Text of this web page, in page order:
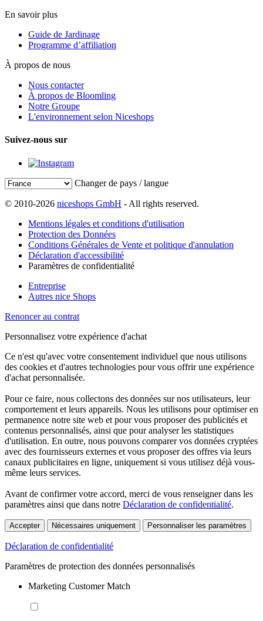
En savoir plus
Guide de Jardinage
Programme d’affiliation
À propos de nous
Nous contacter
À propos de Bloomling
Notre Groupe
L'environnement selon Niceshops
Suivez-nous sur
Changer de pays / langue
© 2010-2026 niceshops GmbH - All rights reserved.
Mentions légales et conditions d'utilisation
Protection des Données
Conditions Générales de Vente et politique d'annulation
Déclaration d'accessibilité
Paramètres de confidentialité
Entreprise
Autres nice Shops
Renoncer au contrat
Personnalisez votre expérience d'achat
Ce n'est qu'avec votre consentement individuel que nous utilisons
des cookies et d'autres technologies pour vous offrir une expérience
d'achat personnalisée.
Pour ce faire, nous collectons des données sur nos utilisateurs, leur
comportement et leurs appareils. Nous les utilisons pour optimiser en
permanence notre site web et pour vous proposer des publicités et
contenus personnalisés, ainsi que pour analyser les statistiques
d'utilisation. En outre, nous pouvons comparer vos données cryptées
avec des fournisseurs externes et vous proposer des offres via leurs
canaux publicitaires en ligne, uniquement si vous utilisez déjà vous-
même leurs services.
Avant de confirmer votre accord, merci de vous renseigner dans les
paramètres ainsi que dans notre Déclaration de confidentialité.
Accepter Nécessaires uniquement Personnaliser les paramètres
Déclaration de confidentialité
Paramètres de protection des données personnalisés
Marketing Customer Match